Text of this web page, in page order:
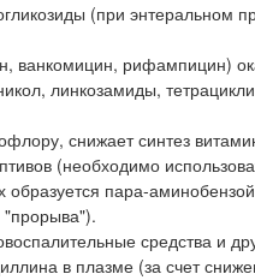
(при энтеральном
ванкомицин, рифампицин)
линкозамиды,
снижает синтез
(необходимо
образуется пара-
"прорыва").
средства и
в плазме (за счет